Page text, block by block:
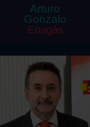
Arturo
Gonzalo
Enagás